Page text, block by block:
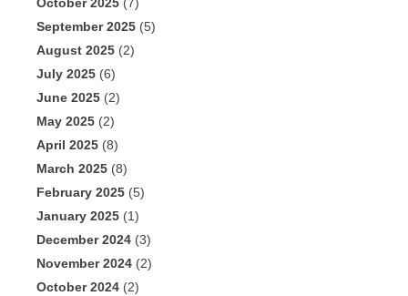
September 2025 (5)
August 2025 (2)
July 2025 (6)
June 2025 (2)
May 2025 (2)
April 2025 (8)
March 2025 (8)
February 2025 (5)
January 2025 (1)
December 2024 (3)
November 2024 (2)
October 2024 (2)